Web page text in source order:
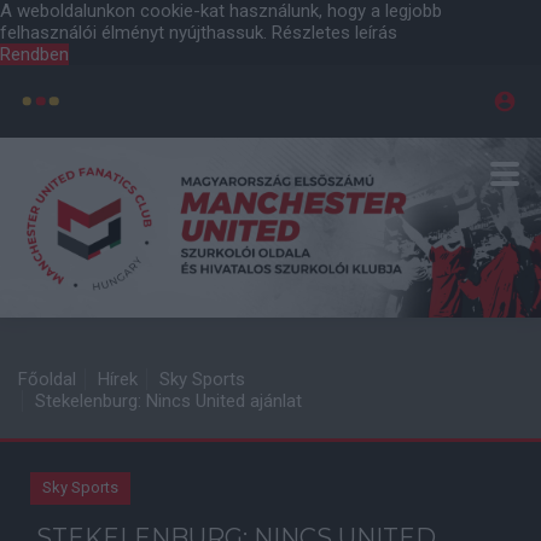
A weboldalunkon cookie-kat használunk, hogy a legjobb
felhasználói élményt nyújthassuk. Részletes leírás
Rendben
Főoldal Hírek
Sky Sports
Stekelenburg: Nincs United ajánlat
Sky Sports